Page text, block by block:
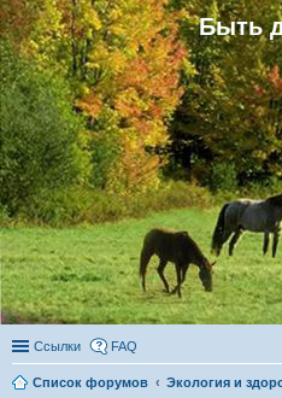
Быть
Ссылки FAQ
Список форумов Экология и